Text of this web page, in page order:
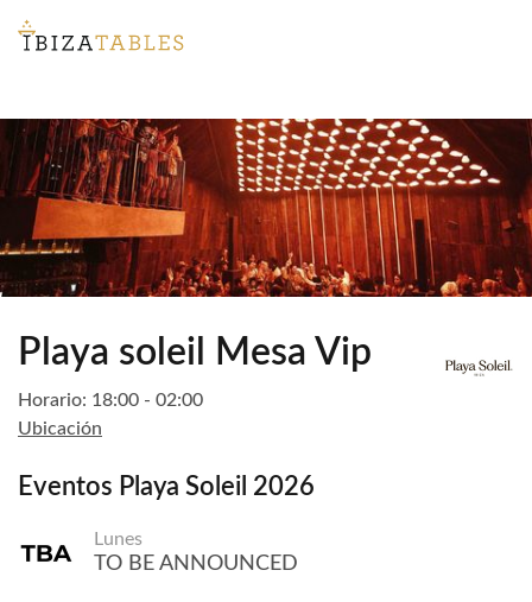
Playa soleil Mesa Vip
Horario: 18:00 - 02:00
Ubicación
Eventos Playa Soleil 2026
Lunes
TO BE ANNOUNCED